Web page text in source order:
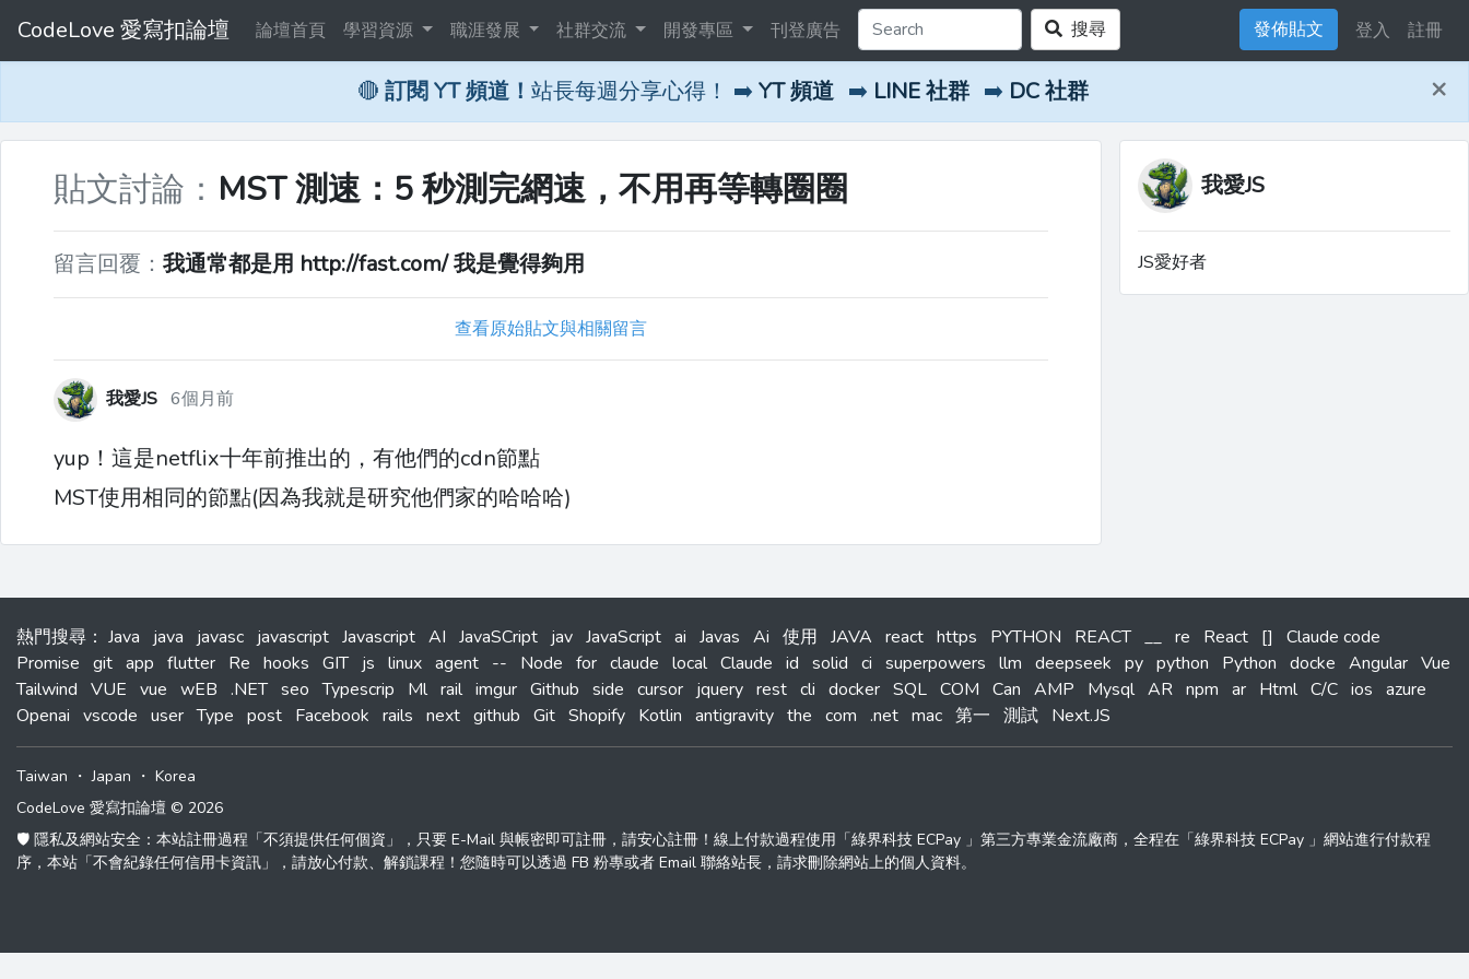
CodeLove 愛寫扣論壇 論壇首頁 學習資源 職涯發展 社群交流 開發專區 刊登廣告 搜尋 發佈貼文 登入 註冊
🔴 訂閱 YT 頻道！ 站長每週分享心得！ ➡️ YT 頻道 ➡️ LINE 社群 ➡️ DC 社群 ×
貼文討論： MST 測速：5 秒測完網速，不用再等轉圈圈
留言回覆： 我通常都是用 http://fast.com/ 我是覺得夠用
查看原始貼文與相關留言
我愛JS 6個月前
yup！這是netflix十年前推出的，有他們的cdn節點
MST使用相同的節點(因為我就是研究他們家的哈哈哈)
我愛JS
JS愛好者
熱門搜尋 ： Java java javasc javascript Javascript AI JavaSCript jav JavaScript ai Javas Ai 使用 JAVA react https PYTHON REACT __ re React []
Claude code
Promise git app flutter Re hooks GIT js linux agent -- Node for claude local Claude id solid ci superpowers llm deepseek py python Python docke Angular Vue
Tailwind VUE vue wEB .NET seo Typescrip Ml rail imgur Github side cursor jquery rest cli docker SQL COM Can AMP Mysql AR npm ar Html C/C ios azure
Openai vscode user Type post Facebook rails next github Git Shopify Kotlin antigravity the com .net mac 第一 測試 Next.JS
Taiwan ・Japan ・ Korea
CodeLove 愛寫扣論壇 © 2026
🛡️ 隱私及網站安全：本站註冊過程「不須提供任何個資」，只要 E-Mail 與帳密即可註冊，請安心註冊！線上付款過程使用「綠界科技 ECPay 」第三方專業金流廠商，全程在「綠界科技 ECPay 」網站進行付款程
序，本站「不會紀錄任何信用卡資訊」，請放心付款、解鎖課程！您隨時可以透過 FB 粉專或者 Email 聯絡站長，請求刪除網站上的個人資料。